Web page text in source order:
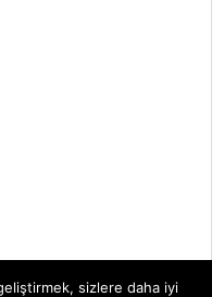
sizlere daha iyi